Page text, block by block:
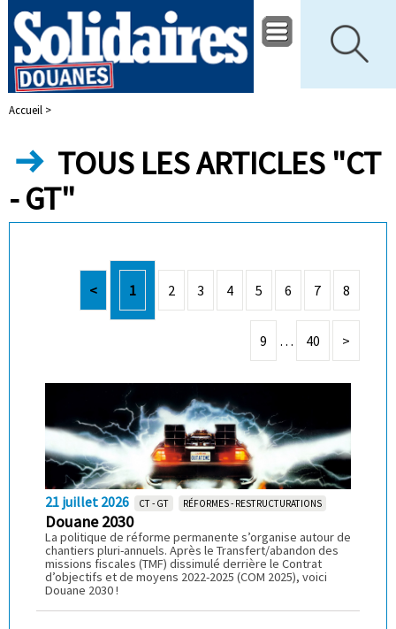
Accueil >
TOUS LES ARTICLES "CT
- GT"
< 1 2 3 4 5 6 7 8
9 … 40 >
21 juillet 2026 CT - GT RÉFORMES - RESTRUCTURATIONS
Douane 2030
La politique de réforme permanente s’organise autour de
chantiers pluri-annuels. Après le Transfert/abandon des
missions fiscales (TMF) dissimulé derrière le Contrat
d’objectifs et de moyens 2022-2025 (COM 2025), voici
Douane 2030 !